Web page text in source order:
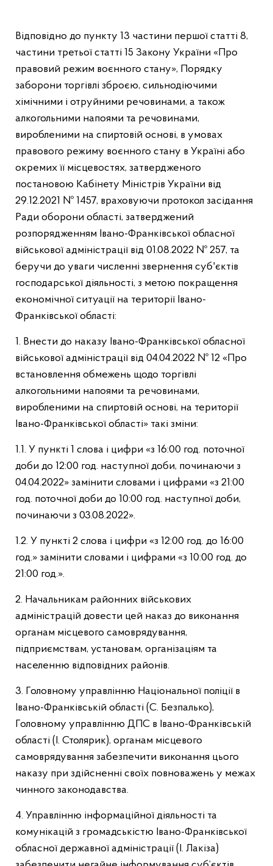
Відповідно до пункту 13 частини першої статті 8,
частини третьої статті 15 Закону України «Про
правовий режим воєнного стану», Порядку
заборони торгівлі зброєю, сильнодіючими
хімічними і отруйними речовинами, а також
алкогольними напоями та речовинами,
виробленими на спиртовій основі, в умовах
правового режиму воєнного стану в Україні або
окремих її місцевостях, затвердженого
постановою Кабінету Міністрів України від
29.12.2021 № 1457, враховуючи протокол засідання
Ради оборони області, затверджений
розпорядженням Івано-Франківської обласної
військової адміністрації від 01.08.2022 № 257, та
беручи до уваги численні звернення суб'єктів
господарської діяльності, з метою покращення
економічної ситуації на території Івано-
Франківської області:
1. Внести до наказу Івано-Франківської обласної
військової адміністрації від 04.04.2022 № 12 «Про
встановлення обмежень щодо торгівлі
алкогольними напоями та речовинами,
виробленими на спиртовій основі, на території
Івано-Франківської області» такі зміни:
1.1. У пункті 1 слова і цифри «з 16:00 год. поточної
доби до 12:00 год. наступної доби, починаючи з
04.04.2022» замінити словами і цифрами «з 21:00
год. поточної доби до 10:00 год. наступної доби,
починаючи з 03.08.2022».
1.2. У пункті 2 слова і цифри «з 12:00 год. до 16:00
год.» замінити словами і цифрами «з 10:00 год. до
21:00 год.».
2. Начальникам районних військових
адміністрацій довести цей наказ до виконання
органам місцевого самоврядування,
підприємствам, установам, організаціям та
населенню відповідних районів.
3. Головному управлінню Національної поліції в
Івано-Франківській області (С. Безпалько),
Головному управлінню ДПС в Івано-Франківській
області (І. Столярик), органам місцевого
самоврядування забезпечити виконання цього
наказу при здійсненні своїх повноважень у межах
чинного законодавства.
4. Управлінню інформаційної діяльності та
комунікацій з громадськістю Івано-Франківської
обласної державної адміністрації (І. Лакіза)